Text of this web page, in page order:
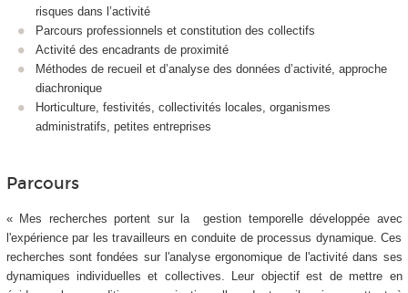
risques dans l’activité
Parcours professionnels et constitution des collectifs
Activité des encadrants de proximité
Méthodes de recueil et d’analyse des données d’activité, approche
diachronique
Horticulture, festivités, collectivités locales, organismes
administratifs, petites entreprises
Parcours
« Mes recherches portent sur la gestion temporelle développée avec
l'expérience par les travailleurs en conduite de processus dynamique. Ces
recherches sont fondées sur l'analyse ergonomique de l'activité dans ses
dynamiques individuelles et collectives. Leur objectif est de mettre en